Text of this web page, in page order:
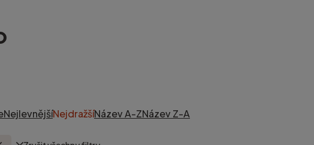
NejlevnějšíNejdražšíNázev A-ZNázev Z-A